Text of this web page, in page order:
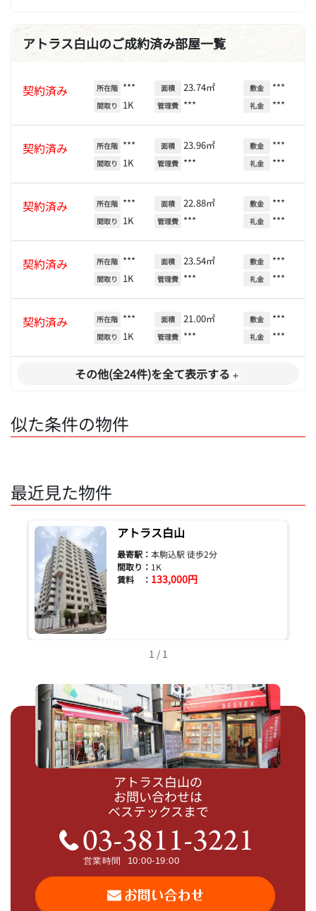
アトラス白山のご成約済み部屋一覧
契約済み 所在階 ***
間取り 1K
面積 23.74㎡
管理費 ***
敷金 ***
礼金 ***
契約済み 所在階 ***
間取り 1K
面積 23.96㎡
管理費 ***
敷金 ***
礼金 ***
契約済み 所在階 ***
間取り 1K
面積 22.88㎡
管理費 ***
敷金 ***
礼金 ***
契約済み 所在階 ***
間取り 1K
面積 23.54㎡
管理費 ***
敷金 ***
礼金 ***
契約済み 所在階 ***
間取り 1K
面積 21.00㎡
管理費 ***
敷金 ***
礼金 ***
その他(全24件)を全て表示する
似た条件の物件
最近見た物件
アトラス白山
最寄駅： 本駒込駅 徒歩2分
間取り： 1K
賃料 ： 133,000円
1 / 1
アトラス白山の
お問い合わせは
ベステックスまで